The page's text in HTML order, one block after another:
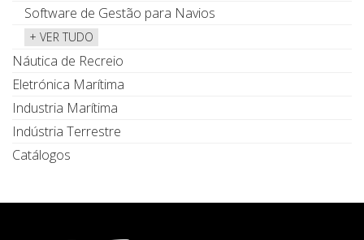
Software de Gestão para Navios
+ VER TUDO
Náutica de Recreio
Eletrónica Marítima
Industria Marítima
Indústria Terrestre
Catálogos